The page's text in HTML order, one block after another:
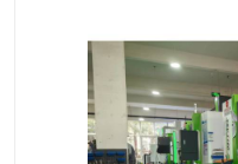
家具零配件加工
零部件机加工